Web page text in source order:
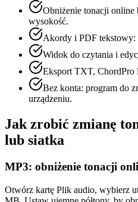
Obniżenie tonacji
wysokość.
Akordy i PDF tekstowy:
Widok do czytania i
Eksport TXT, ChordPro
Bez konta: program do
urządzeniu.
Jak zrobić zmianę
lub siatka
MP3: obniżenie tonacji
Otwórz kartę Plik audio, wybierz